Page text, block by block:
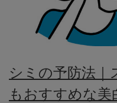
シミの予防法｜
もおすすめな美